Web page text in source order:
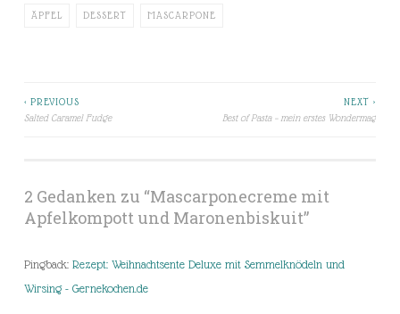
ÄPFEL DESSERT MASCARPONE
Beitragsnavigation
< PREVIOUS
Salted Caramel Fudge
NEXT >
Best of Pasta – mein erstes Wondermag
2 Gedanken zu “Mascarponecreme mit
Apfelkompott und Maronenbiskuit”
Pingback: Rezept: Weihnachtsente Deluxe mit Semmelknödeln und
Wirsing - Gernekochen.de